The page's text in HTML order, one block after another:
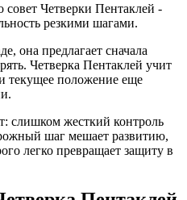
совет Четверки Пентаклей -
резкими шагами.
она предлагает сначала
Четверка Пентаклей учит
текущее положение еще
слишком жесткий контроль
шаг мешает развитию,
легко превращает защиту в